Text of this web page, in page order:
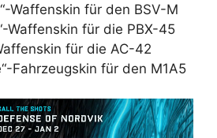
Waffenskin für den BSV-M
Waffenskin für die PBX-45
für die AC-42
Fahrzeugskin für den M1A5